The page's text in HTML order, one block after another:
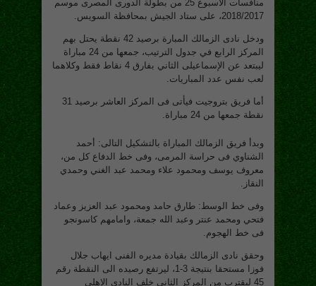
منافسات الاسبوع 25 من بطولة الدورى المصرى موسم
2018/2017، على ستاد الجيش بمحافظة السويس.
ودخل نادى الزمالك المبارة برصيد 42 نقطة يحتل بهم
المركز الرابع في جدول الترتيب، جمعها من 24 مباراة
ليبتعد عن الإسماعيلى الثاني بفارق 4 نقاط فقط وكلاهما
لعب نفس عدد المباريات.
أما فريق بتروجيت فيأتى فى المركز العاشر برصيد 31
نقطة جمعها من 24 مباراة.
وبدأ فريق الزمالك المباراة بالتشكيل التالى: أحمد
الشناوي فى حراسة المرمى، وفى خط الدفاع كل من،
معروف يوسف ومحمود علاء ومحمد عبد الغني وحمدي
النقاز.
وفى خط الوسط: طارق حامد ومحمود عبد العزيز وعماد
فتحي ومحمد عنتر وعبد الله جمعة، وامامهم كاسونجو
فى خط الهجوم.
وحقق نادى الزمالك بقيادة مديره الفنى ايهاب جلال
فوزا مستحقا بنتيجة 3-1، ليرتفع رصيده الى النقطة رقم
45 ليقترب من المركز الثانى خلف النادى الاهلى